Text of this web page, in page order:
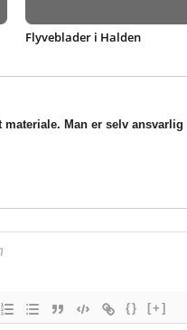
Flyveblader i Halden
materiale. Man er selv
{} [+]